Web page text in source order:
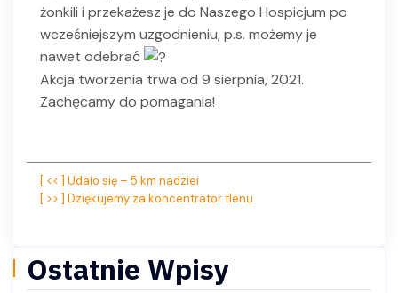
żonkili i przekażesz je do Naszego Hospicjum po
wcześniejszym uzgodnieniu, p.s. możemy je
nawet odebrać
Akcja tworzenia trwa od 9 sierpnia, 2021.
Zachęcamy do pomagania!
Nawigacja
[ << ] Udało się – 5 km nadziei
[ >> ] Dziękujemy za koncentrator tlenu
Ostatnie Wpisy